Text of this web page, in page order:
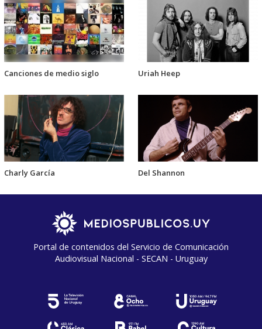
Canciones de medio siglo Uriah Heep
Charly García Del Shannon
Portal de contenidos del Servicio de Comunicación
Audiovisual Nacional - SECAN - Uruguay